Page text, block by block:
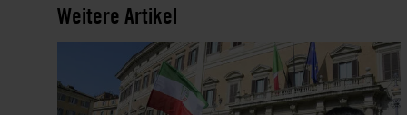
Weitere Artikel